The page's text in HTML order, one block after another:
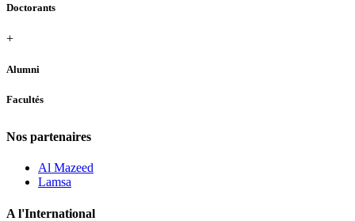
Doctorants
+
Alumni
Facultés
Nos partenaires
Al Mazeed
Lamsa
A l'International